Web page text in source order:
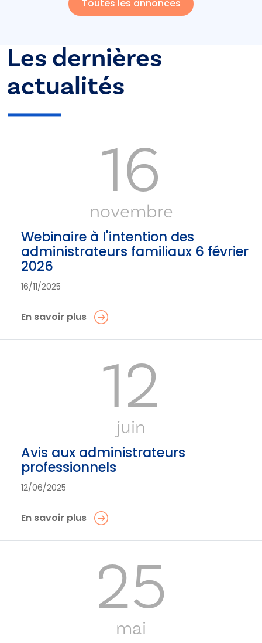
Toutes les annonces
Les dernières
actualités
16
novembre
Webinaire à l'intention des
administrateurs familiaux 6 février
2026
16/11/2025
En savoir plus
12
juin
Avis aux administrateurs
professionnels
12/06/2025
En savoir plus
25
mai